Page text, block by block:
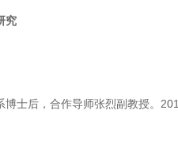
究
士后，合作导师张烈副教授。